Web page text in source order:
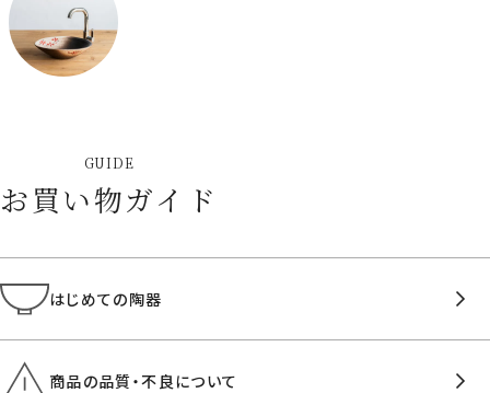
GUIDE
お買い物ガイド
はじめての陶器
商品の品質・不良について